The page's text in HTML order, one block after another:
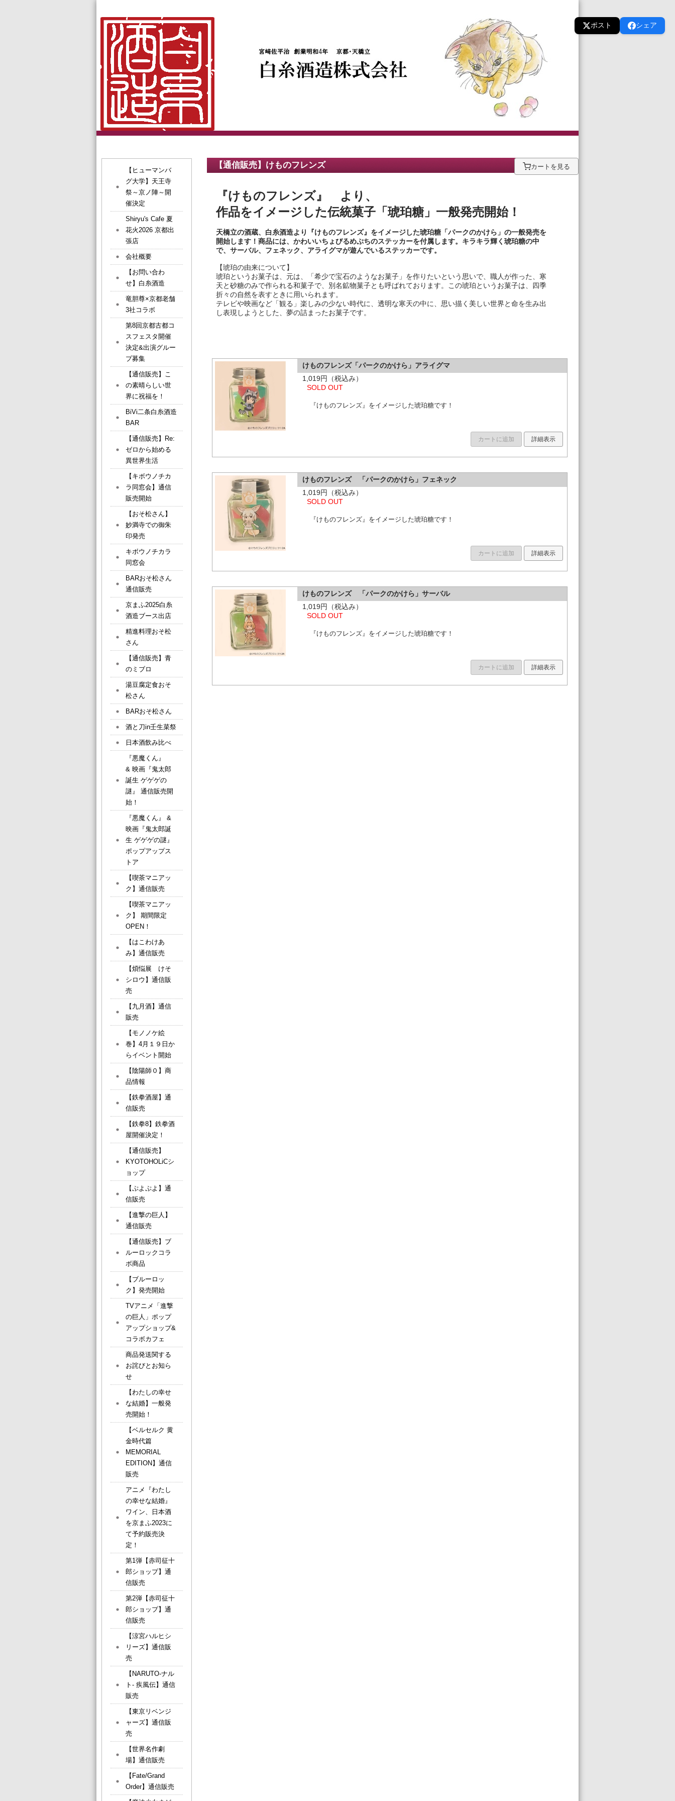
ポスト シェア
【通信販売】けものフレンズ
『けものフレンズ』 より、
作品をイメージした伝統菓子「琥珀糖」一般発売開始！
天橋立の酒蔵、白糸酒造より『けものフレンズ』をイメージした琥珀糖「パークのかけら」の一般発売を
開始します！商品には、かわいいちょびるめぷちのステッカーを付属します。キラキラ輝く琥珀糖の中
で、サーバル、フェネック、アライグマが遊んでいるステッカーです。
【琥珀の由来について】
琥珀というお菓子は、元は、「希少で宝石のようなお菓子」を作りたいという思いで、職人が作った、寒
天と砂糖のみで作られる和菓子で、別名鉱物菓子とも呼ばれております。この琥珀というお菓子は、四季
折々の自然を表すときに用いられます。
テレビや映画など「観る」楽しみの少ない時代に、透明な寒天の中に、思い描く美しい世界と命を生み出
し表現しようとした、夢の詰まったお菓子です。
カートを見る
けものフレンズ「パークのかけら」アライグマ
1,019円（税込み）
SOLD OUT
『けものフレンズ』をイメージした琥珀糖です！
カートに追加 詳細表示
けものフレンズ 「パークのかけら」フェネック
1,019円（税込み）
SOLD OUT
『けものフレンズ』をイメージした琥珀糖です！
カートに追加 詳細表示
けものフレンズ 「パークのかけら」サーバル
1,019円（税込み）
SOLD OUT
『けものフレンズ』をイメージした琥珀糖です！
カートに追加 詳細表示
【ヒューマンバ
グ大学】天王寺
祭～京ノ陣～開
催決定
Shiryu's Cafe 夏
花火2026 京都出
張店
会社概要
【お問い合わ
せ】白糸酒造
竜胆尊×京都老舗
3社コラボ
第8回京都古都コ
スフェスタ開催
決定&出演グルー
プ募集
【通信販売】こ
の素晴らしい世
界に祝福を！
BiVi二条白糸酒造
BAR
【通信販売】Re:
ゼロから始める
異世界生活
【キボウノチカ
ラ同窓会】通信
販売開始
【おそ松さん】
妙満寺での御朱
印発売
キボウノチカラ
同窓会
BARおそ松さん
通信販売
京まふ2025白糸
酒造ブース出店
精進料理おそ松
さん
【通信販売】青
のミブロ
湯豆腐定食おそ
松さん
BARおそ松さん
酒と刀in壬生菜祭
日本酒飲み比べ
『悪魔くん』
& 映画『鬼太郎
誕生 ゲゲゲの
謎』 通信販売開
始！
『悪魔くん』 &
映画『鬼太郎誕
生 ゲゲゲの謎』
ポップアップス
トア
【喫茶マニアッ
ク】通信販売
【喫茶マニアッ
ク】 期間限定
OPEN！
【はこわけあ
み】通信販売
【煩悩展 けそ
シロウ】通信販
売
【九月酒】通信
販売
【モノノケ絵
巻】4月１９日か
らイベント開始
【陰陽師０】商
品情報
【鉄拳酒屋】通
信販売
【鉄拳8】鉄拳酒
屋開催決定！
【通信販売】
KYOTOHOLiCシ
ョップ
【ぷよぷよ】通
信販売
【進撃の巨人】
通信販売
【通信販売】ブ
ルーロックコラ
ボ商品
【ブルーロッ
ク】発売開始
TVアニメ「進撃
の巨人」ポップ
アップショップ&
コラボカフェ
商品発送関する
お詫びとお知ら
せ
【わたしの幸せ
な結婚】一般発
売開始！
【ベルセルク 黄
金時代篇
MEMORIAL
EDITION】通信
販売
アニメ『わたし
の幸せな結婚』
ワイン、日本酒
を京まふ2023に
て予約販売決
定！
第1弾【赤司征十
郎ショップ】通
信販売
第2弾【赤司征十
郎ショップ】通
信販売
【涼宮ハルヒシ
リーズ】通信販
売
【NARUTO-ナル
ト- 疾風伝】通信
販売
【東京リベンジ
ャーズ】通信販
売
【世界名作劇
場】通信販売
【Fate/Grand
Order】通信販売